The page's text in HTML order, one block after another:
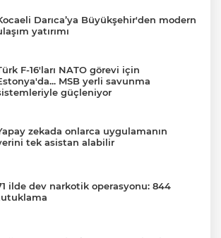
Darıca’ya Büyükşehir'den modern
yatırımı
F-16'ları NATO görevi için
MSB yerli savunma
güçleniyor
zekada onlarca uygulamanın
tek asistan alabilir
ilde dev narkotik operasyonu: 844